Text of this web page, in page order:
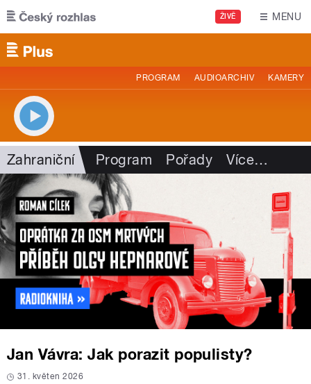
Přejít k hlavnímu obsahu
ŽIVĚ MENU
PROGRAM AUDIOARCHIV KAMERY
Zahraniční Program Pořady Více…
Jan Vávra: Jak porazit populisty?
31. květen 2026